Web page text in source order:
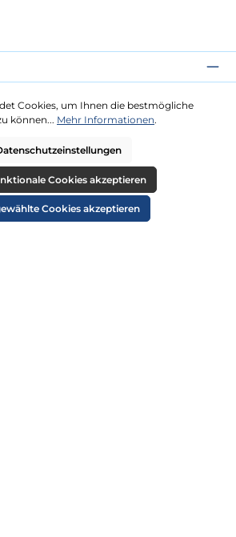
Cookies, um Ihnen die bestmögliche
können... Mehr Informationen.
Cookies akzeptieren
Cookies akzeptieren